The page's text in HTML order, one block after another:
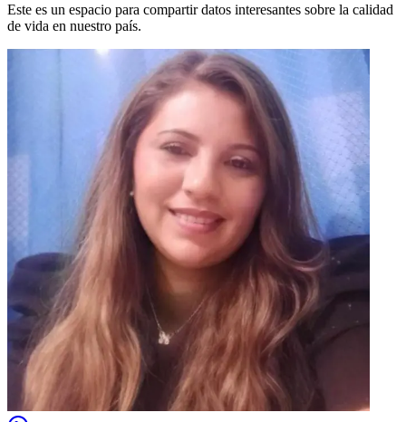
Este es un espacio para compartir datos interesantes sobre la calidad
de vida en nuestro país.